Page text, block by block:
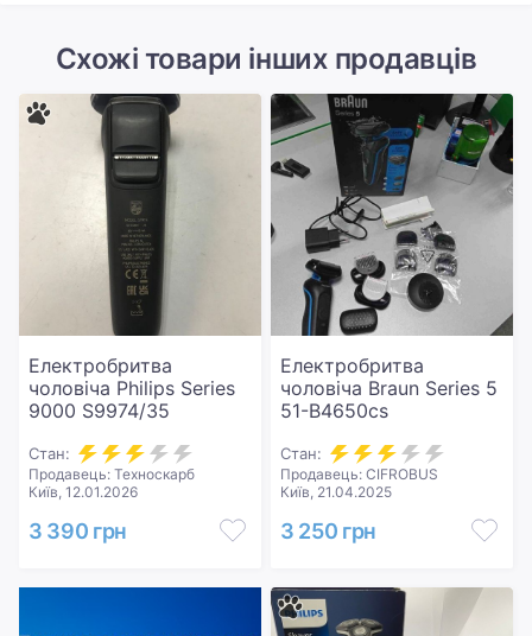
Схожі товари інших продавців
Електробритва
чоловіча Philips Series
9000 S9974/35
Стан:
Продавець: Техноскарб
Київ, 12.01.2026
3 390 грн
Електробритва
чоловіча Braun Series 5
51-B4650cs
Стан:
Продавець: CIFROBUS
Київ, 21.04.2025
3 250 грн